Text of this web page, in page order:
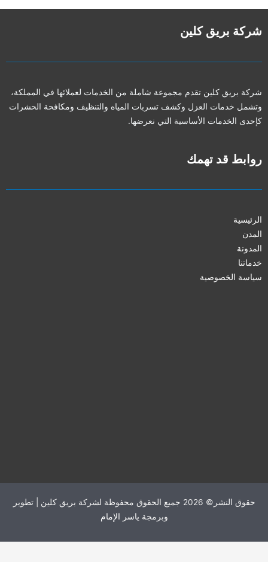
شركة بريق كلين
شركة بريق كلين تقدم مجموعة شاملة من الخدمات لعملائها في المملكة،
وتشمل خدمات العزل وكشف تسربات المياه والتنظيف ومكافحة الحشرات
كإحدى الخدمات الأساسية التي نعرضها.
روابط قد تهمك
الرئيسية
المدن
المدونة
خدماتنا
سياسة الخصوصية
حقوق النشر© 2026 جميع الحقوق محفوظة لشركة بريق كلين | تطوير
وبرمجة ياسر الإمام